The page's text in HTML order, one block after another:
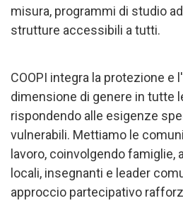
misura, programmi di studio
strutture accessibili a tutti.
COOPI integra la protezione e
dimensione di genere in tutte
rispondendo alle esigenze
vulnerabili. Mettiamo le
lavoro, coinvolgendo
locali, insegnanti e leader
approccio partecipativo